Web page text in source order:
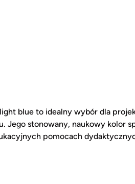
blue to idealny wybór dla
stonowany, naukowy kolor
pomocach